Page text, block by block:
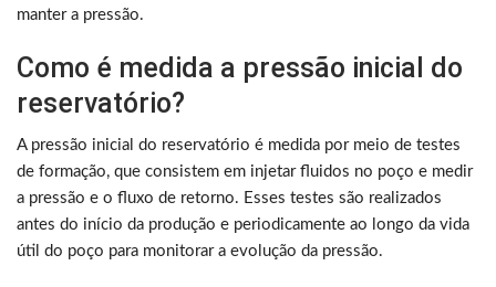
manter a pressão.
Como é medida a pressão inicial do
reservatório?
A pressão inicial do reservatório é medida por meio de testes
de formação, que consistem em injetar fluidos no poço e medir
a pressão e o fluxo de retorno. Esses testes são realizados
antes do início da produção e periodicamente ao longo da vida
útil do poço para monitorar a evolução da pressão.